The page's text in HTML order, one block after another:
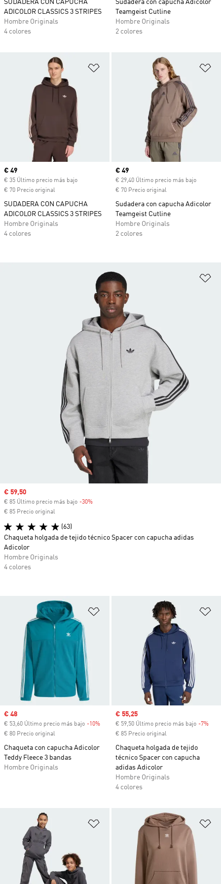
SUDADERA CON CAPUCHA
ADICOLOR CLASSICS 3 STRIPES
Hombre Originals
4 colores
Sudadera con capucha Adicolor
Teamgeist Cutline
Hombre Originals
2 colores
Añadir a la lista de deseos
Precio actual
€ 49
€ 35 Último precio más bajo
€ 70 Precio original
SUDADERA CON CAPUCHA
ADICOLOR CLASSICS 3 STRIPES
Hombre Originals
4 colores
Precio actual
€ 49
€ 29,40 Último precio más bajo
€ 70 Precio original
Sudadera con capucha Adicolor
Teamgeist Cutline
Hombre Originals
2 colores
Añadir a la lista de deseos
Precio de venta
€ 48
€ 53,60 Último precio más bajo -10% Descuento
€ 80 Precio original
Chaqueta con capucha Adicolor
Teddy Fleece 3 bandas
Hombre Originals
Precio de venta
€ 55,25
€ 59,50 Último precio más bajo -7%
€ 85 Precio original
Chaqueta holgada de tejido
técnico Spacer con capucha
adidas Adicolor
Hombre Originals
4 colores
Añadir a la lista de deseos
Precio de venta
€ 59,50
€ 85 Último precio más bajo -30%
€ 85 Precio original
(63)
Chaqueta holgada de tejido técnico Spacer con capucha adidas
Adicolor
Hombre Originals
4 colores